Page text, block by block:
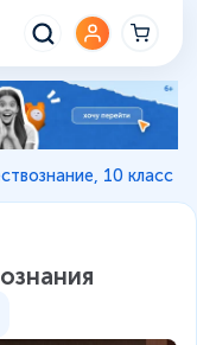
10 класс